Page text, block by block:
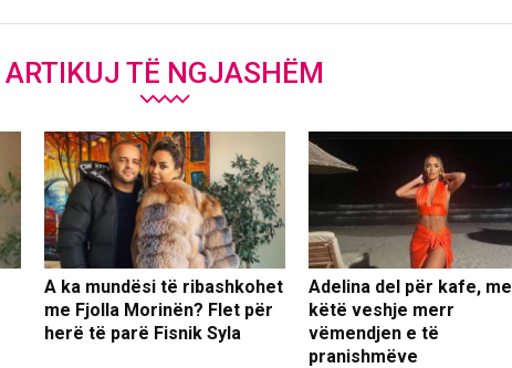
ARTIKUJ TË NGJASHËM
A ka mundësi të ribashkohet
me Fjolla Morinën? Flet për
herë të parë Fisnik Syla
Adelina del për kafe, me
këtë veshje merr
vëmendjen e të
pranishmëve